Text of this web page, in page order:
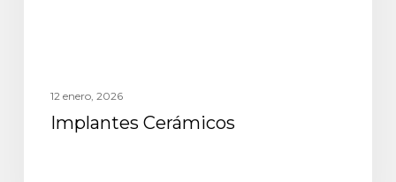
12 enero, 2026
Implantes Cerámicos